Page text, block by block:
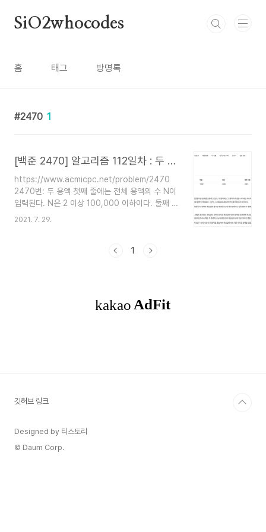
SiO2whocodes
홈 태그 방명록
2470 1
[백준 2470] 알고리즘 112일차 : 두 용액
https://www.acmicpc.net/problem/2470
2470번: 두 용액 첫째 줄에는 전체 용액의 수 N이
입력된다. N은 2 이상 100,000 이하이다. 둘째 줄
에는 용액의 특성값을 나타내는 N개의 정수가 빈칸
www.acmicpc.net C++ 투포인터 음수와 양수
았는데 퀵소트정렬을 쓰고 N번만 봐도 되면 통과되
는 문제였다. 우선 오름차순 정렬 후 시작점과 끝점
2021. 7. 29.
1
깃허브 링크
Designed by 티스토리
© Daum Corp.